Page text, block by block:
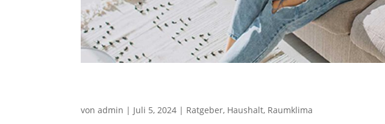
vonadmin | Juli 5, 2024 | Ratgeber, Haushalt, Raumklima